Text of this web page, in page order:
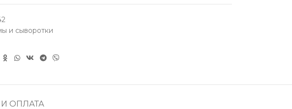
и сыворотки
ОПЛАТА